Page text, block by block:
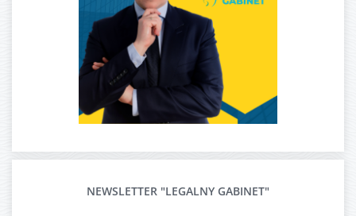
NEWSLETTER "LEGALNY GABINET"